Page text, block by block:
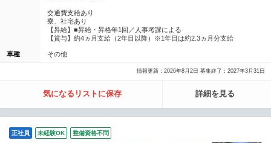
交通費支給あり
寮、社宅あり
【昇給】■昇給・昇格年1回／人事考課による
【賞与】約4ヵ月支給（2年目以降）※1年目は約2.3ヵ月分支給
車種 その他
情報更新：2026年8月2日 募集終了：2027年3月31日
気になるリストに保存 詳細を見る
正社員 未経験OK 整備資格不問